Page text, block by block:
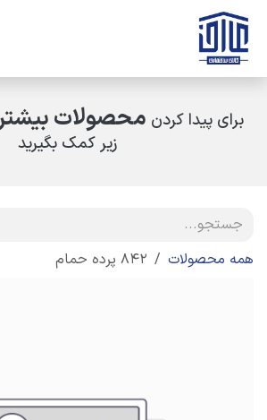
صرف نظر و مشاهده محتوا
برای پیدا کردن محصولات
زیر کمک بگیرید
همه محصولات 842 پرده حمام